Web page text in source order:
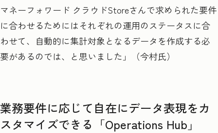
マネーフォワード クラウドStoreさんで求められた要件
に合わせるためにはそれぞれの運用のステータスに合
わせて、自動的に集計対象となるデータを作成する必
要があるのでは、と思いました」（今村氏）
業務要件に応じて自在にデータ表現をカ
スタマイズできる「Operations Hub」